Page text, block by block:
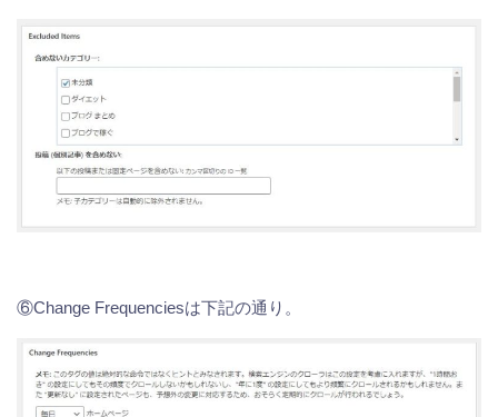
⑥Change Frequenciesは下記の通り。